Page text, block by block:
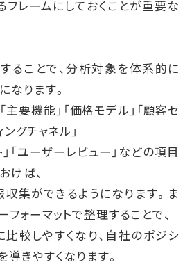
フレームにしておくことが重要な
ることで、分析対象を体系的に
なります。
主要機能」「価格モデル」「顧客セ
ングチャネル」
「ユーザーレビュー」などの項目
けば、
集ができるようになります。ま
ォーマットで整理することで、
較しやすくなり、自社のポジシ
きやすくなります。